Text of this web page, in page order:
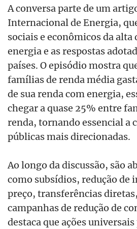
A conversa parte de um
Internacional de Energia,
sociais e econômicos da alta
energia e as respostas
países. O episódio mostra
famílias de renda média
de sua renda com energia,
chegar a quase 25% entre
renda, tornando essencial a
públicas mais direcionadas.
Ao longo da discussão, são
como subsídios, redução de
preço, transferências
campanhas de redução de
destaca que ações